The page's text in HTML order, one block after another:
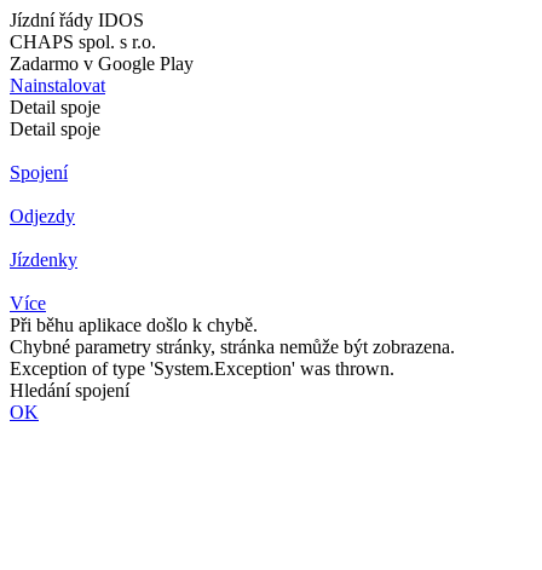
Jízdní řády IDOS
CHAPS spol. s r.o.
Zadarmo v Google Play
Nainstalovat
Detail spoje
Detail spoje
Spojení
Odjezdy
Jízdenky
Více
Při běhu aplikace došlo k chybě.
Chybné parametry stránky, stránka nemůže být zobrazena.
Exception of type 'System.Exception' was thrown.
Hledání spojení
OK